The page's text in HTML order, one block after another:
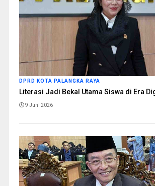
DPRD KOTA PALANGKA RAYA
Literasi Jadi Bekal Utama Siswa di Era
9 Juni 2026